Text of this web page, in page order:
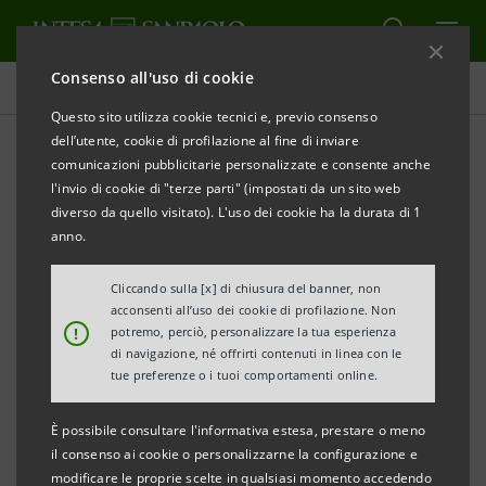
Consenso all'uso di cookie
Questo sito utilizza cookie tecnici e, previo consenso
dell’utente, cookie di profilazione al fine di inviare
comunicazioni pubblicitarie personalizzate e consente anche
l'invio di cookie di "terze parti" (impostati da un sito web
diverso da quello visitato). L'uso dei cookie ha la durata di 1
anno.
!
Cliccando sulla [x] di chiusura del banner, non
acconsenti all’uso dei cookie di profilazione. Non
potremo, perciò, personalizzare la tua esperienza
di navigazione, né offrirti contenuti in linea con le
tue preferenze o i tuoi comportamenti online.
È possibile consultare l'informativa estesa, prestare o meno
il consenso ai cookie o personalizzarne la configurazione e
modificare le proprie scelte in qualsiasi momento accedendo
Governance
Internal dealing
ALERT STAMPA AGGIORNA
Coloro che esercitano funzioni di amministrazione, di
controllo o di direzione (i Soggetti Rilevanti) in Intesa
Sanpaolo (la Società), nonché le Persone a loro
strettamente associate (le Persone strettamente
legate), devono notificare il compimento di operazioni